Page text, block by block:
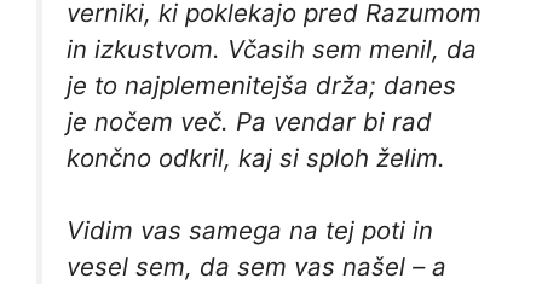
verniki, ki poklekajo pred Razumom
in izkustvom. Včasih sem menil, da
je to najplemenitejša drža; danes
je nočem več. Pa vendar bi rad
končno odkril, kaj si sploh želim.
Vidim vas samega na tej poti in
vesel sem, da sem vas našel – a